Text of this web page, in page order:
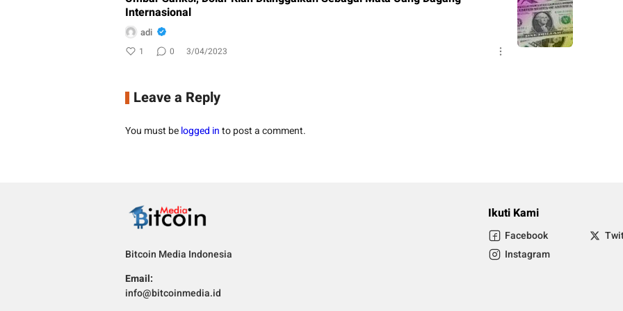
Internasional
adi
1 0 3/04/2023
Leave a Reply
You must belogged into post a comment.
Bitcoin Media Indonesia
Email:
info@bitcoinmedia.id
Ikuti Kami
Facebook
Instagram